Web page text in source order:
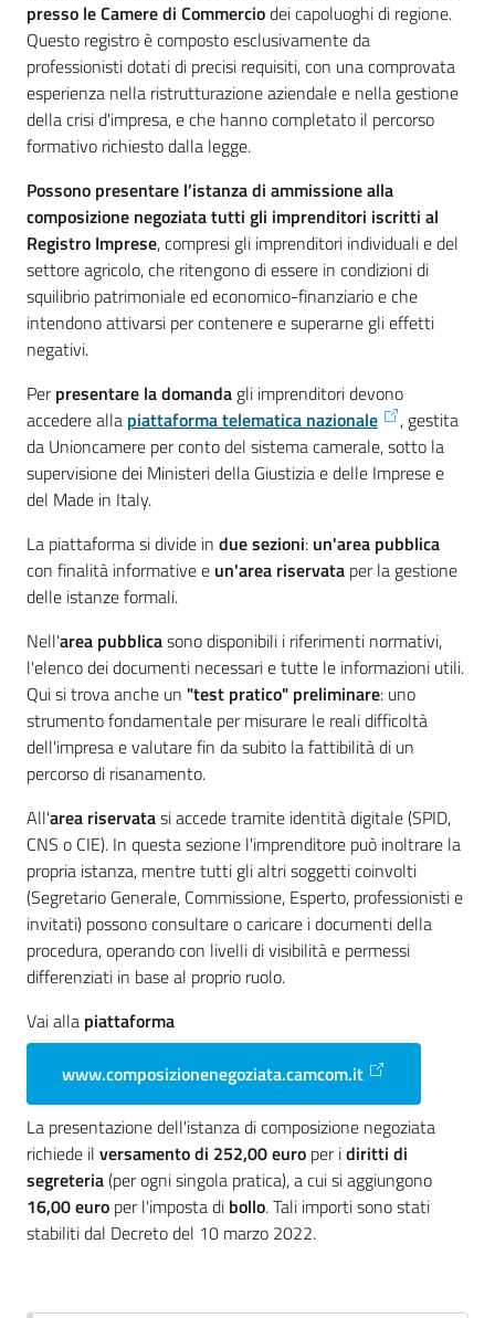
di
Re
gis
tra
Seguici
su
presso le Camere di Commerciodei capoluoghi di regione.
Questo registro è composto esclusivamente da
professionisti dotati di precisi requisiti, con una comprovata
esperienza nella ristrutturazione aziendale e nella gestione
della crisi d'impresa, e che hanno completato il percorso
formativo richiesto dalla legge.
Possono presentare l’istanza di ammissione alla
composizione negoziata tutti gli imprenditori iscritti al
Registro Imprese, compresi gli imprenditori individuali e del
settore agricolo, che ritengono di essere in condizioni di
squilibrio patrimoniale ed economico-finanziario e che
intendono attivarsi per contenere e superarne gli effetti
negativi.
Perpresentare la domanda gli imprenditori devono
accedere alla piattaforma telematica nazionale
, gestita
da Unioncamere per conto del sistema camerale, sotto la
supervisione dei Ministeri della Giustizia e delle Imprese e
del Made in Italy.
La piattaforma si divide in due sezioni: un'area pubblica
con finalità informative e un'area riservata per la gestione
delle istanze formali.
Nell'area pubblicasono disponibili i riferimenti normativi,
l'elenco dei documenti necessari e tutte le informazioni utili.
Qui si trova anche un "test pratico" preliminare: uno
strumento fondamentale per misurare le reali difficoltà
dell'impresa e valutare fin da subito la fattibilità di un
percorso di risanamento.
All'area riservatasi accede tramite identità digitale (SPID,
CNS o CIE). In questa sezione l'imprenditore può inoltrare la
propria istanza, mentre tutti gli altri soggetti coinvolti
(Segretario Generale, Commissione, Esperto, professionisti e
invitati) possono consultare o caricare i documenti della
procedura, operando con livelli di visibilità e permessi
differenziati in base al proprio ruolo.
Vai alla piattaforma
www.composizionenegoziata.camcom.it
La presentazione dell'istanza di composizione negoziata
richiede il versamento di 252,00 euro per idiritti di
segreteria(per ogni singola pratica), a cui si aggiungono
16,00 euro per l'imposta di bollo. Tali importi sono stati
stabiliti dal Decreto del 10 marzo 2022.